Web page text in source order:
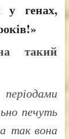
у генах,
такий
печуть
так вона